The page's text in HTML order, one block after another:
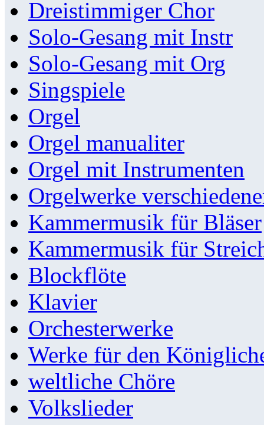
Dreistimmiger Chor
Solo-Gesang mit Instr
Solo-Gesang mit Org
Singspiele
Orgel
Orgel manualiter
Orgel mit Instrumenten
Orgelwerke
Kammermusik für Bläser
Kammermusik für
Blockflöte
Klavier
Orchesterwerke
Werke für den
weltliche Chöre
Volkslieder